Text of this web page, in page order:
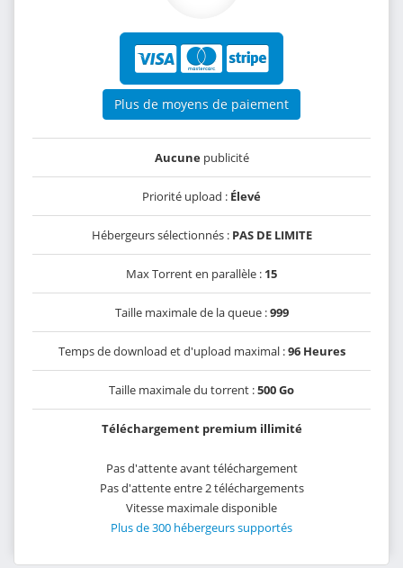
Plus de moyens de paiement
Aucunepublicité
Priorité upload : Élevé
Hébergeurs sélectionnés : PAS DE LIMITE
Max Torrent en parallèle : 15
Taille maximale de la queue :999
Temps de download et d'upload maximal :96 Heures
Taille maximale du torrent :500 Go
Téléchargement premium illimité
Pas d'attente avant téléchargement
Pas d'attente entre 2 téléchargements
Vitesse maximale disponible
Plus de 300 hébergeurs supportés